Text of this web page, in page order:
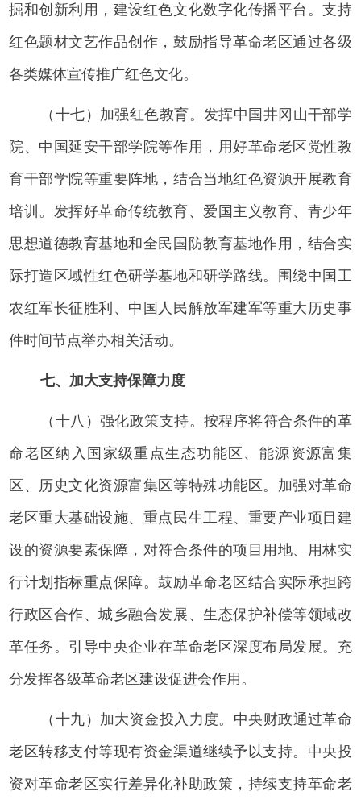
掘和创新利用，建设红色文化数字化传播平台。支持
红色题材文艺作品创作，鼓励指导革命老区通过各级
各类媒体宣传推广红色文化。
（十七）加强红色教育。发挥中国井冈山干部学
院、中国延安干部学院等作用，用好革命老区党性教
育干部学院等重要阵地，结合当地红色资源开展教育
培训。发挥好革命传统教育、爱国主义教育、青少年
思想道德教育基地和全民国防教育基地作用，结合实
际打造区域性红色研学基地和研学路线。围绕中国工
农红军长征胜利、中国人民解放军建军等重大历史事
件时间节点举办相关活动。
七、加大支持保障力度
（十八）强化政策支持。按程序将符合条件的革
命老区纳入国家级重点生态功能区、能源资源富集
区、历史文化资源富集区等特殊功能区。加强对革命
老区重大基础设施、重点民生工程、重要产业项目建
设的资源要素保障，对符合条件的项目用地、用林实
行计划指标重点保障。鼓励革命老区结合实际承担跨
行政区合作、城乡融合发展、生态保护补偿等领域改
革任务。引导中央企业在革命老区深度布局发展。充
分发挥各级革命老区建设促进会作用。
（十九）加大资金投入力度。中央财政通过革命
老区转移支付等现有资金渠道继续予以支持。中央投
资对革命老区实行差异化补助政策，持续支持革命老